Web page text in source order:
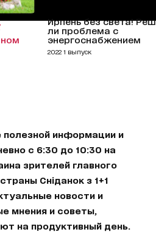
Ирпень без света!
ли проблема с
энергоснабжением
2022 1 выпуск
информации и
с 6:30 до 10:30 на
зрителей главного
Сніданок з 1+1
новости и
мнения и советы,
на продуктивный день.